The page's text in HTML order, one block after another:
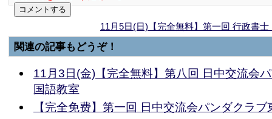
11月5日(日)【完全無料】第一回 行政書
関連の記事もどうぞ！
11月3日(金)【完全無料】第八回 日中交流会
国語教室
【完全免费】第一回 日中交流会パンダクラ